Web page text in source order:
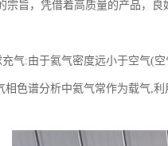
宗旨，凭借着高质量的产品，
充气:由于氦气密度远小于空气(
相色谱分析中氦气常作为载气,